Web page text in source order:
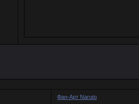
Фан-Арт Naruto